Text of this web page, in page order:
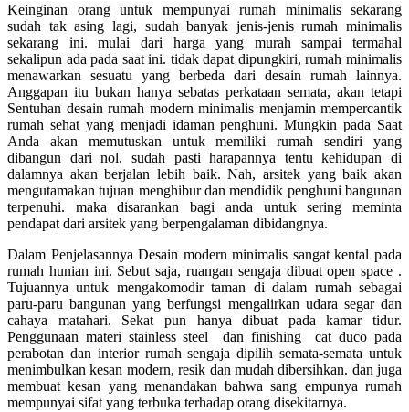
Keinginan orang untuk mempunyai rumah minimalis sekarang
sudah tak asing lagi, sudah banyak jenis-jenis rumah minimalis
sekarang ini. mulai dari harga yang murah sampai termahal
sekalipun ada pada saat ini. tidak dapat dipungkiri, rumah minimalis
menawarkan sesuatu yang berbeda dari desain rumah lainnya.
Anggapan itu bukan hanya sebatas perkataan semata, akan tetapi
Sentuhan desain rumah modern minimalis menjamin memper­cantik
rumah sehat yang menjadi idaman penghuni. Mungkin pada Saat
Anda akan memutuskan untuk memiliki rumah sendiri yang
dibangun dari nol, sudah pasti harapannya tentu kehidupan di
dalamnya akan berjalan lebih baik. Nah, arsitek yang baik akan
mengutamakan tujuan menghibur dan mendidik penghuni bangunan
terpenuhi. maka disarankan bagi anda untuk sering meminta
pendapat dari arsitek yang berpengalaman dibidangnya.
Dalam Penjelasannya Desain modern minimalis sangat kental pada
rumah hunian ini. Sebut saja, ruangan sengaja dibuat open space .
Tujuannya untuk mengakomodir taman di dalam rumah sebagai
paru-paru bangunan yang berfungsi mengalirkan udara segar dan
cahaya matahari. Sekat pun hanya dibuat pada kamar tidur.
Penggunaan materi stainless steel dan finishing cat duco pada
perabotan dan interior rumah sengaja dipilih semata-semata untuk
menimbulkan kesan modern, resik dan mudah dibersihkan. dan juga
membuat kesan yang menandakan bahwa sang empunya rumah
mempunyai sifat yang terbuka terhadap orang disekitarnya.